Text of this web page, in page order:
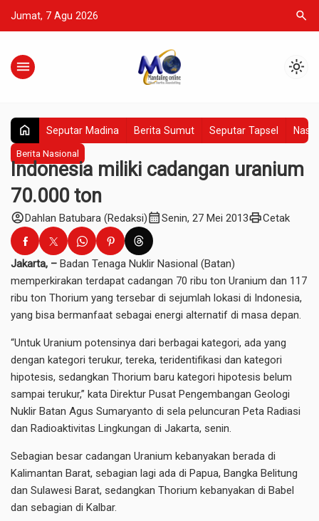
Jumat, 7 Agu 2026 search
menu light_mode
home Seputar Madina Berita Sumut Seputar Tapsel
Berita Nasional
Indonesia miliki cadangan uranium
70.000 ton
account_circleDahlan Batubara (Redaksi)calendar_monthSenin, 27 Mei 2013printCetak
Jakarta, – Badan Tenaga Nuklir Nasional (Batan)
memperkirakan terdapat cadangan 70 ribu ton Uranium dan 117
ribu ton Thorium yang tersebar di sejumlah lokasi di Indonesia,
yang bisa bermanfaat sebagai energi alternatif di masa depan.
“Untuk Uranium potensinya dari berbagai kategori, ada yang
dengan kategori terukur, tereka, teridentifikasi dan kategori
hipotesis, sedangkan Thorium baru kategori hipotesis belum
sampai terukur,” kata Direktur Pusat Pengembangan Geologi
Nuklir Batan Agus Sumaryanto di sela peluncuran Peta Radiasi
dan Radioaktivitas Lingkungan di Jakarta, senin.
Sebagian besar cadangan Uranium kebanyakan berada di
Kalimantan Barat, sebagian lagi ada di Papua, Bangka Belitung
dan Sulawesi Barat, sedangkan Thorium kebanyakan di Babel
dan sebagian di Kalbar.